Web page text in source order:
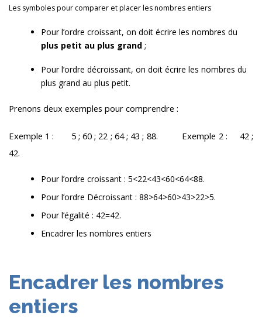
Les symboles pour comparer et placer les nombres entiers
Pour l’ordre croissant, on doit écrire les nombres du
plus petit au plus grand ;
Pour l’ordre décroissant, on doit écrire les nombres du
plus grand au plus petit.
Prenons deux exemples pour comprendre :
Exemple 1 : 5 ; 60 ; 22 ; 64 ; 43 ; 88. Exemple 2 : 42 ;
42.
Pour l’ordre croissant : 5<22<43<60<64<88.
Pour l’ordre Décroissant : 88>64>60>43>22>5.
Pour l’égalité : 42=42.
Encadrer les nombres entiers
Encadrer les nombres
entiers